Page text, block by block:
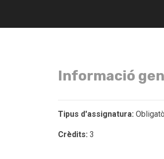
Informació
Tipus d'assignatura:
Crèdits: 3